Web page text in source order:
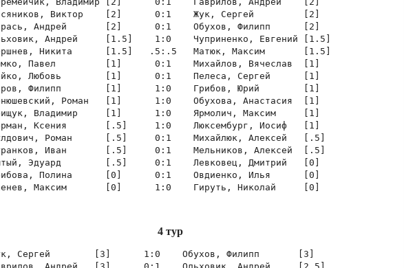
Виктор    [2]      0:1    Жук, Сергей         [2]
Андрей       [2]      0:1    Обухов, Филипп      [2]
Андрей     [1.5]    1:0    Чуприненко, Евгений [1.5]
Никита      [1.5]   .5:.5   Матюк, Максим       [1.5]
Павел         [1]      0:1    Михайлов, Вячеслав  [1]
Любовь        [1]      0:1    Пелеса, Сергей      [1]
Филипп        [1]      1:0    Грибов, Юрий        [1]
Роман   [1]      1:0    Обухова, Анастасия  [1]
Владимир     [1]      1:0    Ярмолич, Максим     [1]
Ксения       [.5]     1:0    Люксембург, Иосиф   [1]
Роман      [.5]     0:1    Михайлюк, Алексей   [.5]
Иван       [.5]     0:1    Мельников, Алексей  [.5]
Эдуард        [.5]     0:1    Левковец, Дмитрий   [0]
Полина      [0]      0:1    Овдиенко, Илья      [0]
Максим       [0]      1:0    Гируть, Николай     [0]
4 тур
Сергей        [3]      1:0    Обухов, Филипп       [3]